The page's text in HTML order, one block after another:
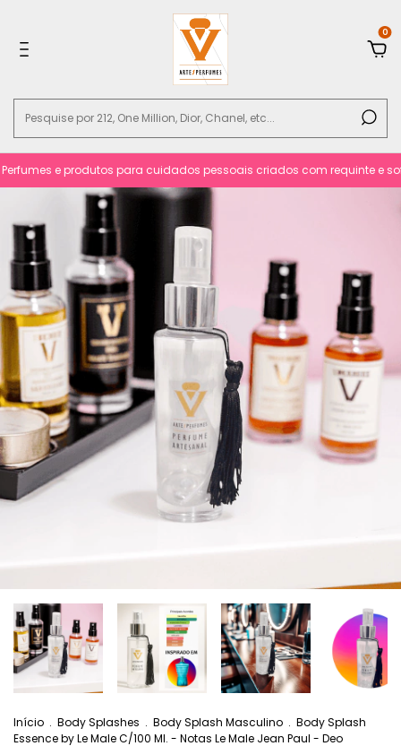
0
e produtos para cuidados pessoais criados com requinte e
Início . Body Splashes . Body Splash Masculino . Body Splash
Essence by Le Male C/100 Ml. - Notas Le Male Jean Paul - Deo